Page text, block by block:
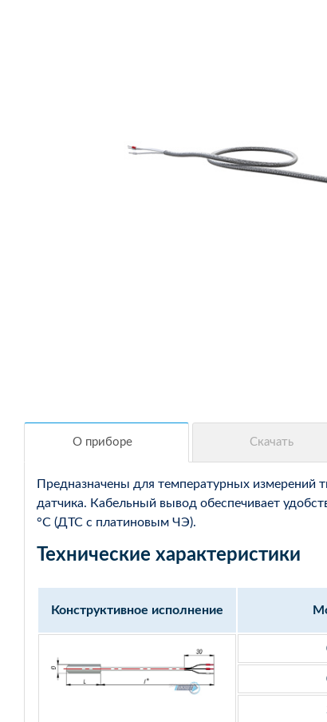
Предназначены для температурных измерений
датчика. Кабельный вывод обеспечивает
°С (ДТС с платиновым ЧЭ).
Технические характеристики
Конструктивное исполнение